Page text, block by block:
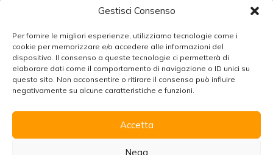
Gestisci Consenso
Per fornire le migliori esperienze, utilizziamo tecnologie come i
cookie per memorizzare e/o accedere alle informazioni del
dispositivo. Il consenso a queste tecnologie ci permetterà di
elaborare dati come il comportamento di navigazione o ID unici su
questo sito. Non acconsentire o ritirare il consenso può influire
negativamente su alcune caratteristiche e funzioni.
Accetta
Nega
Enogastronomia
Lo sai che
Racconti di viaggio
Chi siamo
Social Wall
Contatti
24/7 support
Organizzare un viaggio in Marocco